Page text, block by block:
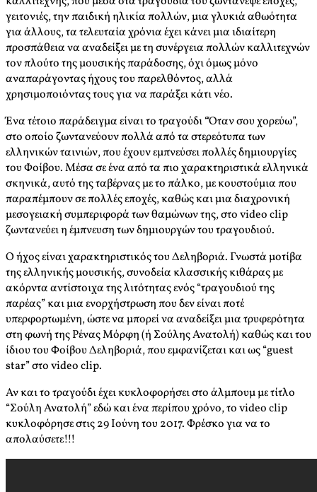
γειτονιές, την παιδική ηλικία πολλών, μια γλυκιά αθωότητα
για άλλους, τα τελευταία χρόνια έχει κάνει μια ιδιαίτερη
προσπάθεια να αναδείξει με τη συνέργεια πολλών καλλιτεχνών
τον πλούτο της μουσικής παράδοσης, όχι όμως μόνο
αναπαράγοντας ήχους του παρελθόντος, αλλά
χρησιμοποιόντας τους για να παράξει κάτι νέο.
Ένα τέτοιο παράδειγμα είναι το τραγούδι “Όταν σου χορεύω”,
στο οποίο ζωντανεύουν πολλά από τα στερεότυπα των
ελληνικών ταινιών, που έχουν εμπνεύσει πολλές δημιουργίες
του Φοίβου. Μέσα σε ένα από τα πιο χαρακτηριστικά ελληνικά
σκηνικά, αυτό της ταβέρνας με το πάλκο, με κουστούμια που
παραπέμπουν σε πολλές εποχές, καθώς και μια διαχρονική
μεσογειακή συμπεριφορά των θαμώνων της, στο video clip
ζωντανεύει η έμπνευση των δημιουργών του τραγουδιού.
Ο ήχος είναι χαρακτηριστικός του Δεληβοριά. Γνωστά μοτίβα
της ελληνικής μουσικής, συνοδεία κλασσικής κιθάρας με
ακόρντα αντίστοιχα της λιτότητας ενός “τραγουδιού της
παρέας” και μια ενορχήστρωση που δεν είναι ποτέ
υπερφορτωμένη, ώστε να μπορεί να αναδείξει μια τρυφερότητα
στη φωνή της Ρένας Μόρφη (ή Σούλης Ανατολή) καθώς και του
ίδιου του Φοίβου Δεληβοριά, που εμφανίζεται και ως “guest
star” στο video clip.
Αν και το τραγούδι έχει κυκλοφορήσει στο άλμπουμ με τίτλο
“Σούλη Ανατολή” εδώ και ένα περίπου χρόνο, το video clip
κυκλοφόρησε στις 29 Ιούνη του 2017. Φρέσκο για να το
απολαύσετε!!!